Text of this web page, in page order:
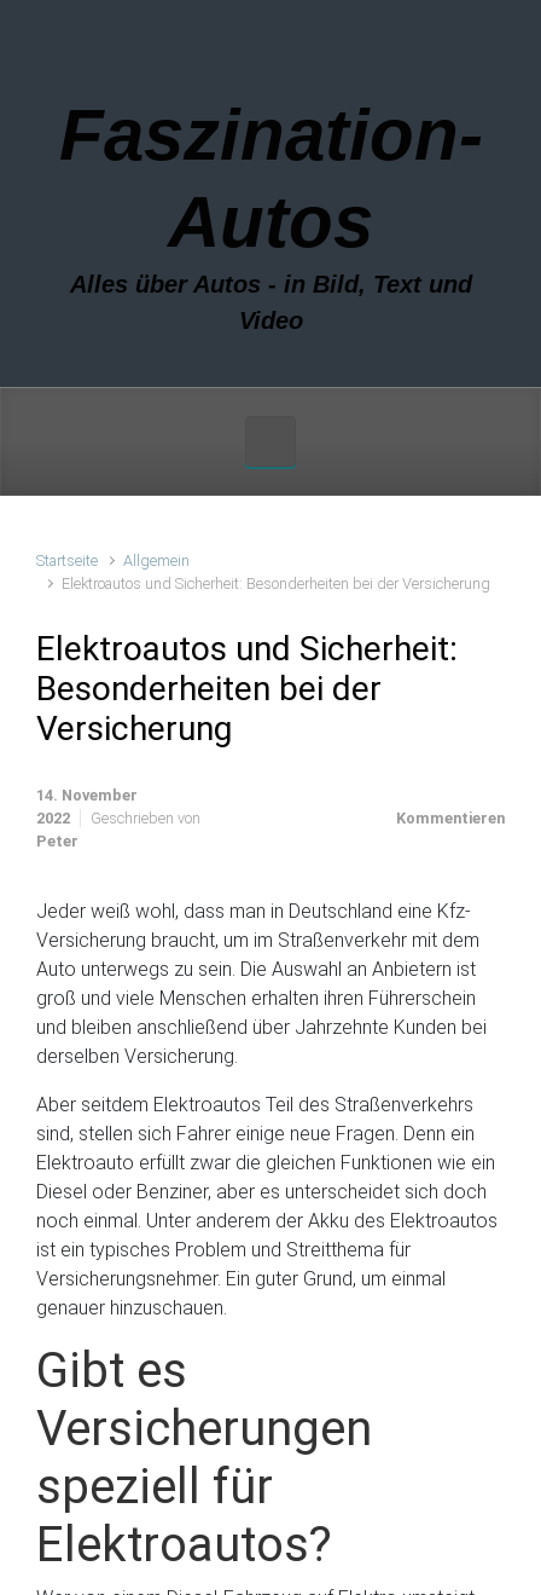
Faszination-
Autos
Alles über Autos - in Bild, Text und
Video
Startseite
Allgemein
Elektroautos und Sicherheit: Besonderheiten bei der Versicherung
Elektroautos und Sicherheit:
Besonderheiten bei der
Versicherung
14. November
2022
Geschrieben von
Peter
Kommentieren
Jeder weiß wohl, dass man in Deutschland eine Kfz-
Versicherung braucht, um im Straßenverkehr mit dem
Auto unterwegs zu sein. Die Auswahl an Anbietern ist
groß und viele Menschen erhalten ihren Führerschein
und bleiben anschließend über Jahrzehnte Kunden bei
derselben Versicherung.
Aber seitdem Elektroautos Teil des Straßenverkehrs
sind, stellen sich Fahrer einige neue Fragen. Denn ein
Elektroauto erfüllt zwar die gleichen Funktionen wie ein
Diesel oder Benziner, aber es unterscheidet sich doch
noch einmal. Unter anderem der Akku des Elektroautos
ist ein typisches Problem und Streitthema für
Versicherungsnehmer. Ein guter Grund, um einmal
genauer hinzuschauen.
Gibt es
Versicherungen
speziell für
Elektroautos?